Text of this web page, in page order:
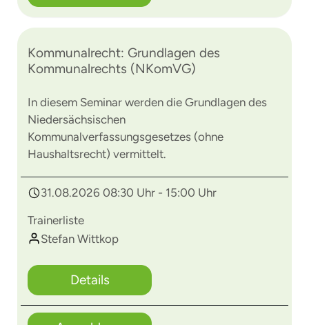
Kommunalrecht: Grundlagen des
Kommunalrechts (NKomVG)
In diesem Seminar werden die Grundlagen des
Niedersächsischen
Kommunalverfassungsgesetzes (ohne
Haushaltsrecht) vermittelt.
31.08.2026 08:30 Uhr - 15:00 Uhr
Trainerliste
Stefan Wittkop
Details